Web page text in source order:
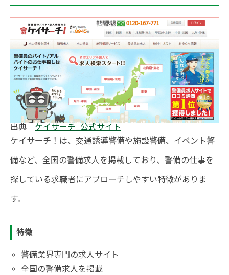
出典｜ ケイサーチ_公式サイト
ケイサーチ！は、交通誘導警備や施設警備、イベント警
備など、全国の警備求人を掲載しており、警備の仕事を
探している求職者にアプローチしやすい特徴がありま
す。
特徴
警備業界専門の求人サイト
全国の警備求人を掲載